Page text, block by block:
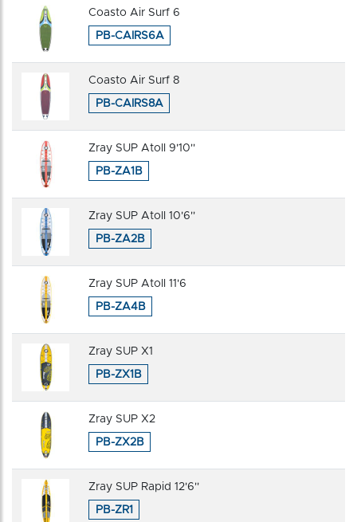
Coasto Air Surf 6
PB-CAIRS6A
Coasto Air Surf 8
PB-CAIRS8A
Zray SUP Atoll 9'10''
PB-ZA1B
Zray SUP Atoll 10'6''
PB-ZA2B
Zray SUP Atoll 11'6
PB-ZA4B
Zray SUP X1
PB-ZX1B
Zray SUP X2
PB-ZX2B
Zray SUP Rapid 12'6''
PB-ZR1